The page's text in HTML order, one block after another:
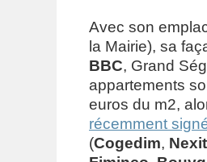
Avec son
la Mairie), sa
BBC, Grand
appartements
euros du m2,
récemment
(Cogedim,